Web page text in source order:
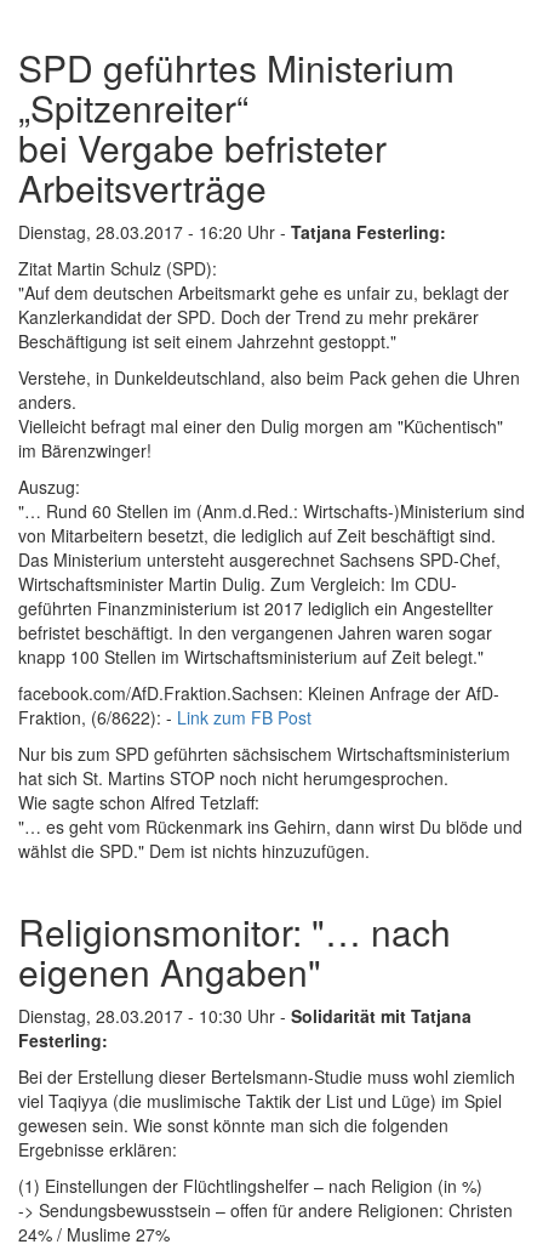
SPD geführtes Ministerium
„Spitzenreiter“
bei Vergabe befristeter
Arbeitsverträge
Dienstag, 28.03.2017 - 16:20 Uhr - Tatjana Festerling:
Zitat Martin Schulz (SPD):
"Auf dem deutschen Arbeitsmarkt gehe es unfair zu, beklagt der
Kanzlerkandidat der SPD. Doch der Trend zu mehr prekärer
Beschäftigung ist seit einem Jahrzehnt gestoppt."
Verstehe, in Dunkeldeutschland, also beim Pack gehen die Uhren
anders.
Vielleicht befragt mal einer den Dulig morgen am "Küchentisch"
im Bärenzwinger!
Auszug:
"… Rund 60 Stellen im (Anm.d.Red.: Wirtschafts-)Ministerium sind
von Mitarbeitern besetzt, die lediglich auf Zeit beschäftigt sind.
Das Ministerium untersteht ausgerechnet Sachsens SPD-Chef,
Wirtschaftsminister Martin Dulig. Zum Vergleich: Im CDU-
geführten Finanzministerium ist 2017 lediglich ein Angestellter
befristet beschäftigt. In den vergangenen Jahren waren sogar
knapp 100 Stellen im Wirtschaftsministerium auf Zeit belegt."
facebook.com/AfD.Fraktion.Sachsen: Kleinen Anfrage der AfD-
Fraktion, (6/8622): - Link zum FB Post
Nur bis zum SPD geführten sächsischem Wirtschaftsministerium
hat sich St. Martins STOP noch nicht herumgesprochen.
Wie sagte schon Alfred Tetzlaff:
"… es geht vom Rückenmark ins Gehirn, dann wirst Du blöde und
wählst die SPD." Dem ist nichts hinzuzufügen.
Religionsmonitor: "… nach
eigenen Angaben"
Dienstag, 28.03.2017 - 10:30 Uhr - Solidarität mit Tatjana
Festerling:
Bei der Erstellung dieser Bertelsmann-Studie muss wohl ziemlich
viel Taqiyya (die muslimische Taktik der List und Lüge) im Spiel
gewesen sein. Wie sonst könnte man sich die folgenden
Ergebnisse erklären:
(1) Einstellungen der Flüchtlingshelfer – nach Religion (in %)
-> Sendungsbewusstsein – offen für andere Religionen: Christen
24% / Muslime 27%